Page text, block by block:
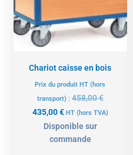
Chariot caisse en bois
Prix du produit HT (hors
transport) : 458,00€
435,00€ HT (hors TVA)
Disponible sur
commande